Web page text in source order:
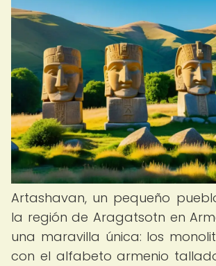
Artashavan, un pequeño
la región de Aragatsotn en
una maravilla única: los
con el alfabeto armenio